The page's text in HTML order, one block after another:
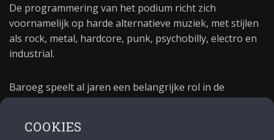
De programmering van het podium richt zich
voornamelijk op harde alternatieve muziek, met stijlen
als rock, metal, hardcore, punk, psychobilly, electro en
industrial.
Baroeg speelt al jaren een belangrijke rol in de
poppodium 40 jaar.
COOKIES